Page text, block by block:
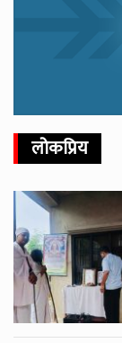
लोकप्रिय